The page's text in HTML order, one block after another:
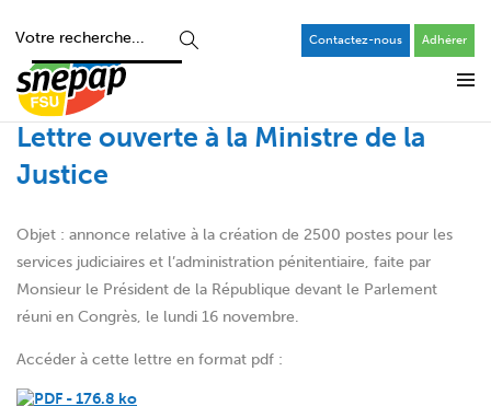
Contactez-nous Adhérer
Lettre ouverte à la Ministre de la
Justice
Objet : annonce relative à la création de 2500 postes pour les
services judiciaires et l’administration pénitentiaire, faite par
Monsieur le Président de la République devant le Parlement
réuni en Congrès, le lundi 16 novembre.
Accéder à cette lettre en format pdf :